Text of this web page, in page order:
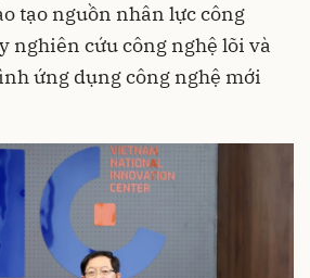
tạo nguồn nhân lực công
nghiên cứu công nghệ lõi và
ứng dụng công nghệ mới